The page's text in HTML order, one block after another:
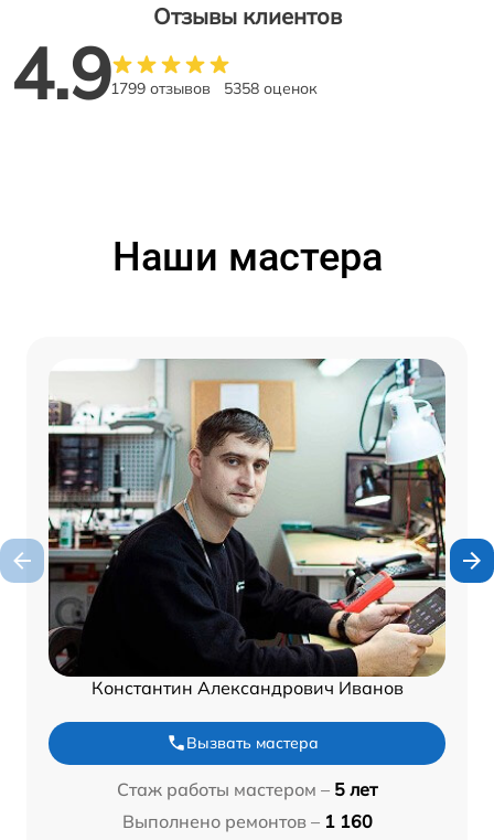
Отзывы клиентов
4.91799 отзывов 5358 оценок
Наши мастера
Константин Александрович Иванов
Вызвать мастера
Стаж работы мастером – 5 лет
Выполнено ремонтов – 1 160